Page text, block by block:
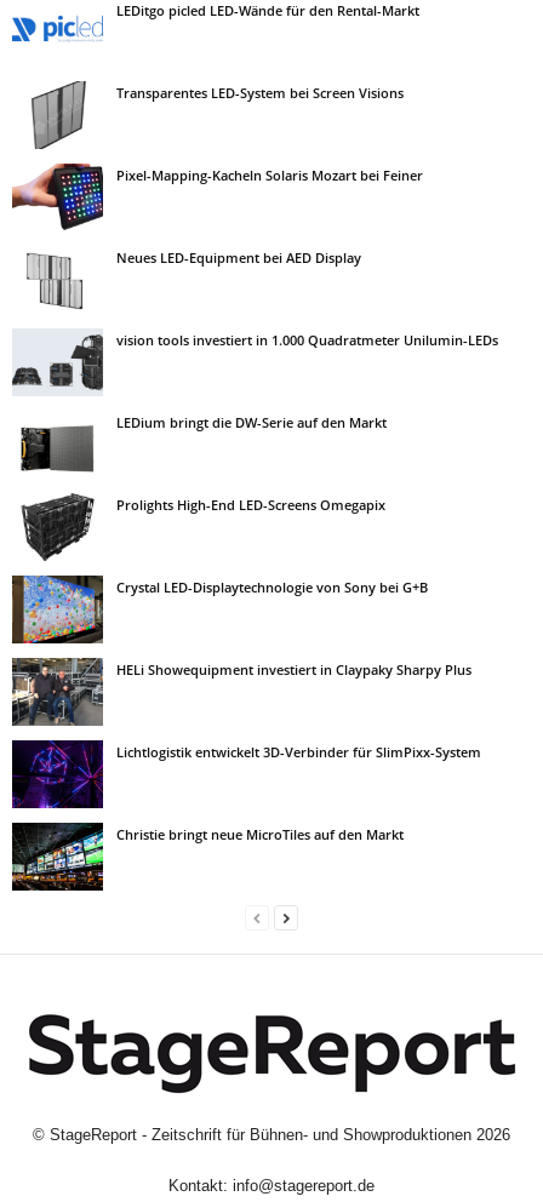
LEDitgo picled LED-Wände für den Rental-Markt
Transparentes LED-System bei Screen Visions
Pixel-Mapping-Kacheln Solaris Mozart bei Feiner
Neues LED-Equipment bei AED Display
vision tools investiert in 1.000 Quadratmeter Unilumin-LEDs
LEDium bringt die DW-Serie auf den Markt
Prolights High-End LED-Screens Omegapix
Crystal LED-Displaytechnologie von Sony bei G+B
HELi Showequipment investiert in Claypaky Sharpy Plus
Lichtlogistik entwickelt 3D-Verbinder für SlimPixx-System
Christie bringt neue MicroTiles auf den Markt
© StageReport - Zeitschrift für Bühnen- und Showproduktionen 2026
Kontakt: info@stagereport.de